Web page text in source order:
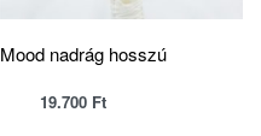
Mood nadrág hosszú
19.700 Ft